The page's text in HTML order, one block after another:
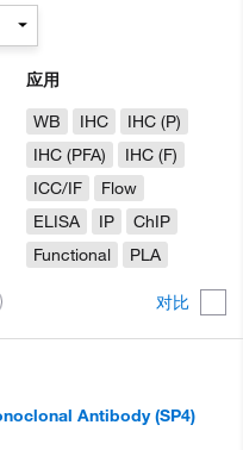
对比
应用
WB
IHC
IHC (P)
IHC (PFA)
IHC (F)
ICC/IF
Flow
ELISA
IP
ChIP
Functional
PLA
Antibody (SP4)